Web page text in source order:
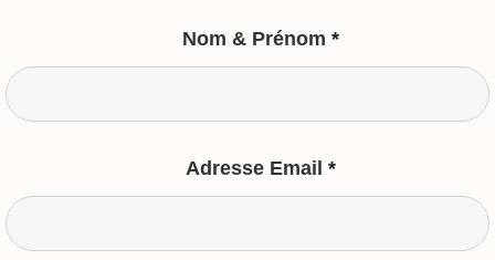
Nom & Prénom *
Adresse Email *